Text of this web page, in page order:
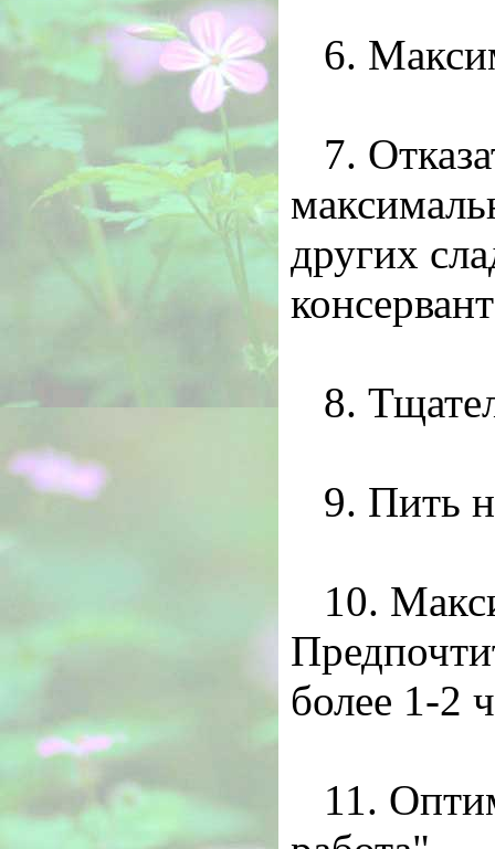
6.
7.
других
8.
9. Пить
10.
более 1-2
11.